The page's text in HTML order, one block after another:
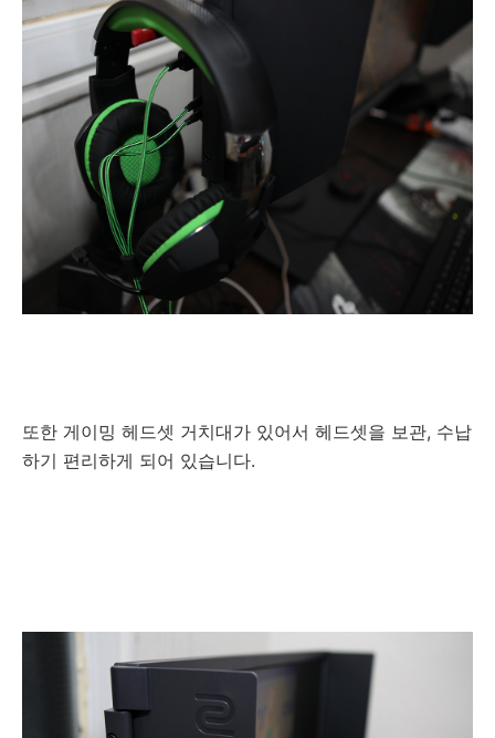
또한 게이밍 헤드셋 거치대가 있어서 헤드셋을 보관, 수납
하기 편리하게 되어 있습니다.